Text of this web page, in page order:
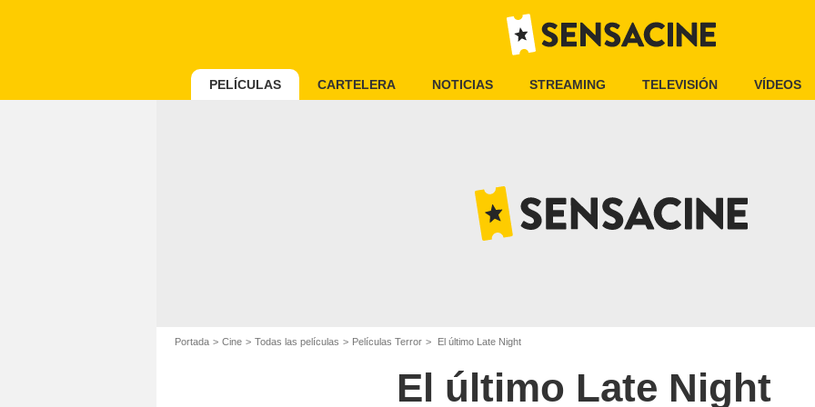
PELÍCULAS CARTELERA NOTICIAS STREAMING TELEVISIÓN VÍDEOS
Portada Cine Todas las películas Películas Terror El último Late Night
El último Late Night